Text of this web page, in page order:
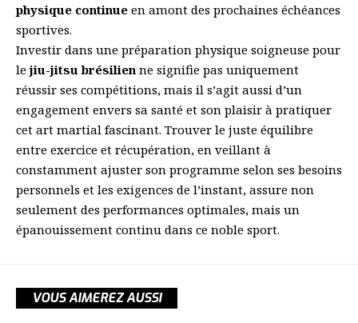
physique continue en amont des prochaines échéances
sportives.
Investir dans une préparation physique soigneuse pour
lejiu-jitsu brésilien ne signifie pas uniquement
réussir ses compétitions, mais il s’agit aussi d’un
engagement envers sa santé et son plaisir à pratiquer
cet art martial fascinant. Trouver le juste équilibre
entre exercice et récupération, en veillant à
constamment ajuster son programme selon ses besoins
personnels et les exigences de l’instant, assure non
seulement des performances optimales, mais un
épanouissement continu dans ce noble sport.
VOUS AIMEREZ AUSSI